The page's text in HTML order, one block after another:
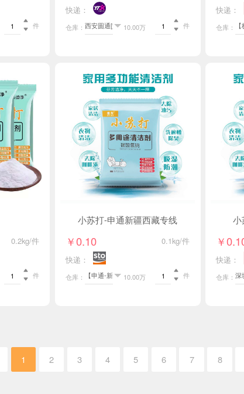


件
快递：
仓库： 10.00万


件
快递：
仓库：
0.2kg/件


件
小苏打-申通新疆西藏专线
￥0.10
0.1kg/件
快递：
仓库： 10.00万


件
小
￥
快递：
仓库：
1 2 3 4 5 6 7 8